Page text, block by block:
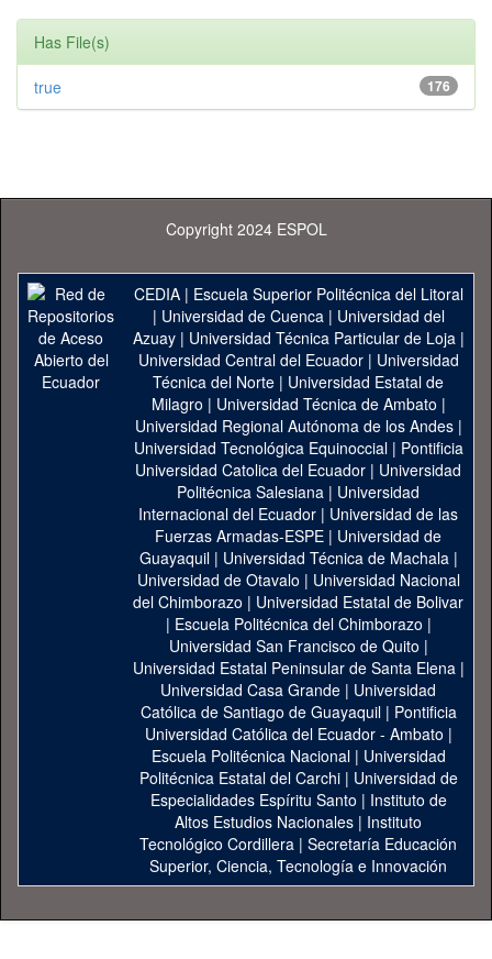
Has File(s)
176
true
Copyright 2024 ESPOL
CEDIA| Escuela Superior Politécnica del Litoral
| Universidad de Cuenca| Universidad del
Azuay| Universidad Técnica Particular de Loja|
Universidad Central del Ecuador| Universidad
Técnica del Norte | Universidad Estatal de
Milagro | Universidad Técnica de Ambato |
Universidad Regional Autónoma de los Andes|
Universidad Tecnológica Equinoccial| Pontificia
Universidad Catolica del Ecuador | Universidad
Politécnica Salesiana | Universidad
Internacional del Ecuador | Universidad de las
Fuerzas Armadas-ESPE | Universidad de
Guayaquil| Universidad Técnica de Machala|
Universidad de Otavalo | Universidad Nacional
del Chimborazo | Universidad Estatal de Bolivar
| Escuela Politécnica del Chimborazo |
Universidad San Francisco de Quito |
Universidad Estatal Peninsular de Santa Elena|
Universidad Casa Grande | Universidad
Católica de Santiago de Guayaquil| Pontificia
Universidad Católica del Ecuador - Ambato |
Escuela Politécnica Nacional| Universidad
Politécnica Estatal del Carchi| Universidad de
Especialidades Espíritu Santo | Instituto de
Altos Estudios Nacionales | Instituto
Tecnológico Cordillera | Secretaría Educación
Superior, Ciencia, Tecnología e Innovación